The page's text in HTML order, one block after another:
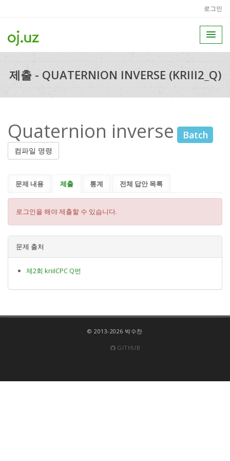
로그인
제출 - QUATERNION INVERSE (KRIII2_Q)
Quaternion inverse Batch
컴파일 명령
문제 내용 제출 통계 전체 답안 목록
로그인을 해야 제출할 수 있습니다.
문제 출처
제2회 kriiICPC Q번
© 2013-2026 박수찬
GITHUB